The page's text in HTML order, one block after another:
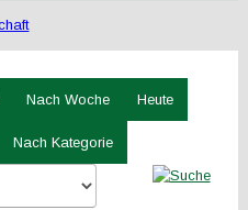
Nach Woche Heute
Nach Kategorie